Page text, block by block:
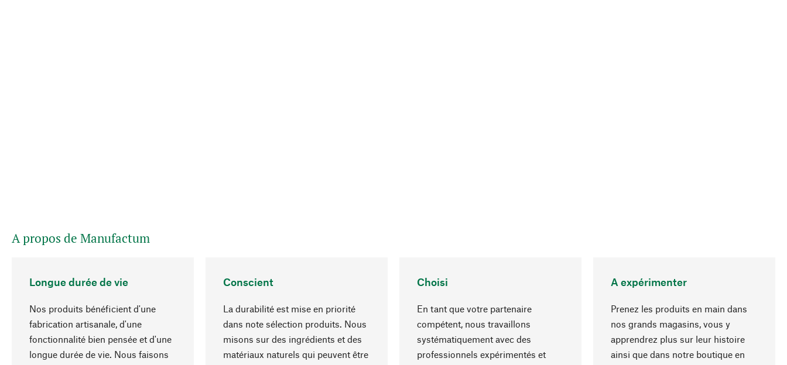
A propos de Manufactum
Longue durée de vie
Nos produits bénéficient d'une
fabrication artisanale, d'une
fonctionnalité bien pensée et d'une
longue durée de vie. Nous faisons
Conscient
La durabilité est mise en priorité
dans note sélection produits. Nous
misons sur des ingrédients et des
matériaux naturels qui peuvent être
Choisi
En tant que votre partenaire
compétent, nous travaillons
systématiquement avec des
professionnels expérimentés et
A expérimenter
Prenez les produits en main dans
nos grands magasins, vous y
apprendrez plus sur leur histoire
ainsi que dans notre boutique en